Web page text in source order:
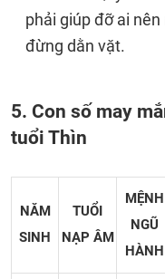
phải giúp đỡ ai
đừng dằn vặt.
5. Con số may
tuổi Thìn
NĂM
SINH
TUỔI
NẠP ÂM
MỆNH
NGŨ
HÀNH